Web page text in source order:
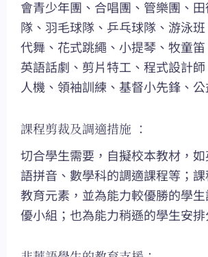
會青少年團、合唱團、管樂團、
隊、羽毛球隊、乒乓球隊、游泳
代舞、花式跳繩、小提琴、牧童笛
英語話劇、剪片特工、程式設計
人機、領袖訓練、基督小先鋒、公
課程剪裁及調適措施 ：
切合學生需要，自擬校本教材，
語拼音、數學科的調適課程等；
教育元素，並為能力較優勝的學
優小組；也為能力稍遜的學生安排